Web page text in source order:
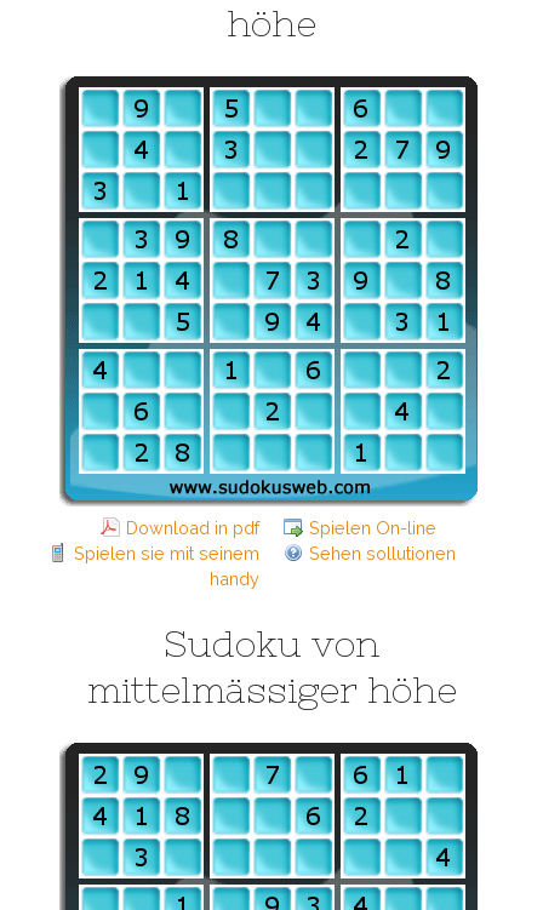
höhe
Download in pdf
Spielen On-line
Spielen sie mit seinem
handy
Sehen sollutionen
Sudoku von
mittelmässiger höhe